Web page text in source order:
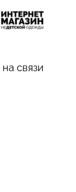
связи